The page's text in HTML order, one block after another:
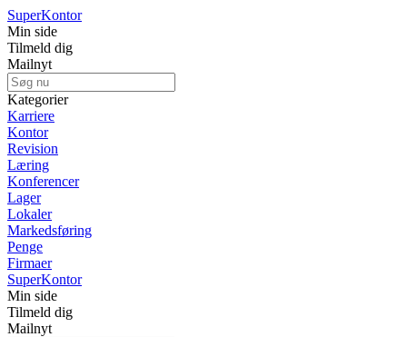
SuperKontor
Min side
Tilmeld dig
Mailnyt
Kategorier
Karriere
Kontor
Revision
Læring
Konferencer
Lager
Lokaler
Markedsføring
Penge
Firmaer
SuperKontor
Min side
Tilmeld dig
Mailnyt